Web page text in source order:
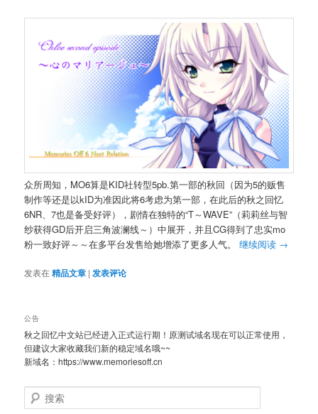
众所周知，MO6算是KID社转型5pb.第一部的秋回（因为5的贩售
制作等还是以kID为准因此将6考虑为第一部，在此后的秋之回忆
6NR、7也是备受好评），剧情在独特的“T～WAVE”（莉莉丝与智
纱获得GD后开启三角波澜线～）中展开，并且CG得到了忠实mo
粉一致好评～～在多平台发售给她增添了更多人气。继续阅读 →
发表在精品文章 | 发表评论
公告
秋之回忆中文站已经进入正式运行期！原测试域名现在可以正常使用，
但建议大家收藏我们新的稳定域名哦~~
新域名：https://www.memoriesoff.cn
搜
索